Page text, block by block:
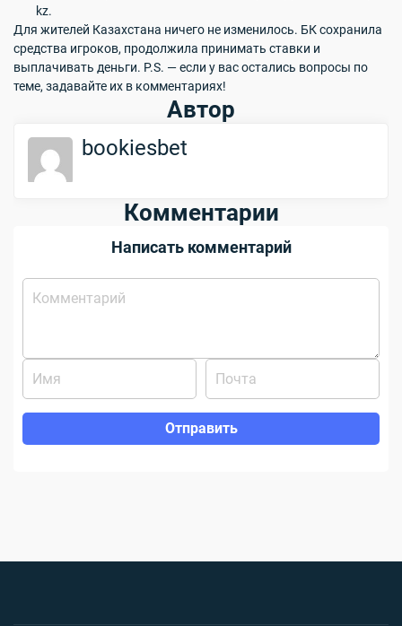
kz.
Для жителей Казахстана ничего не изменилось. БК сохранила
средства игроков, продолжила принимать ставки и
выплачивать деньги. P.S. — если у вас остались вопросы по
теме, задавайте их в комментариях!
Автор
bookiesbet
Комментарии
Написать комментарий
Отправить